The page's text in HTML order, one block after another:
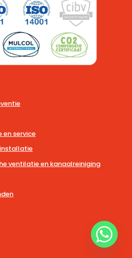
service
ventilatie en kanaalreiniging